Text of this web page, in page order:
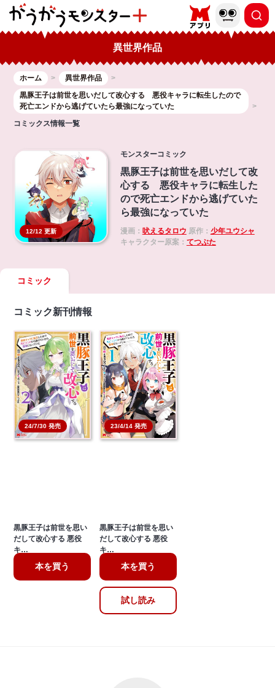
異世界作品
ホーム
異世界作品
黒豚王子は前世を思いだして改心する 悪役キャラに転生したので
死亡エンドから逃げていたら最強になっていた
コミックス情報一覧
12/12 更新
モンスターコミック
黒豚王子は前世を思いだして改
心する 悪役キャラに転生した
ので死亡エンドから逃げていた
ら最強になっていた
漫画： 吠えるタロウ 原作： 少年ユウシャ
キャラクター原案： てつぶた
コミック
コミック新刊情報
24/7/30 発売
黒豚王子は前世を思い
だして改心する 悪役
キ…
本を買う
23/4/14 発売
黒豚王子は前世を思い
だして改心する 悪役
キ…
本を買う
試し読み